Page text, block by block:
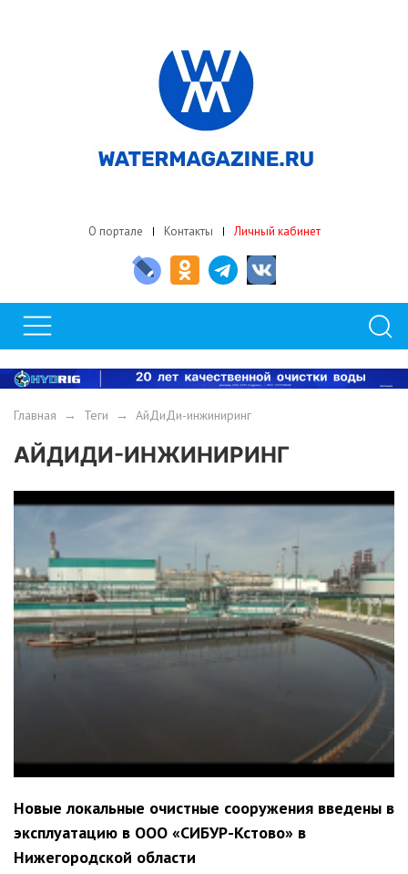
О портале Контакты Личный кабинет
Главная → Теги → АйДиДи-инжиниринг
АЙДИДИ-ИНЖИНИРИНГ
Новые локальные очистные сооружения введены в
эксплуатацию в ООО «СИБУР-Кстово» в
Нижегородской области